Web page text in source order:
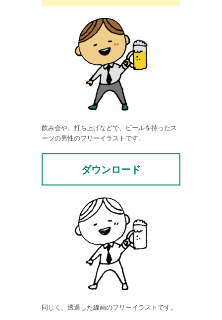
飲み会や、打ち上げなどで、ビールを持ったス
ーツの男性のフリーイラストです。
ダウンロード
同じく、透過した線画のフリーイラストです。